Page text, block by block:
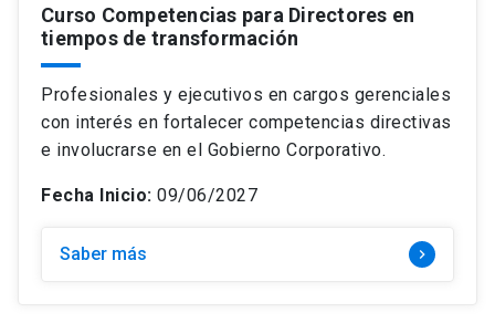
Curso Competencias para Directores en
tiempos de transformación
Profesionales y ejecutivos en cargos gerenciales
con interés en fortalecer competencias directivas
e involucrarse en el Gobierno Corporativo.
Fecha Inicio: 09/06/2027
Saber más keyboard_arrow_right